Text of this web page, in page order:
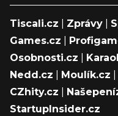
Tiscali.cz Zprávy
Games.cz
Osobnosti.cz
Nedd.cz
Moulík.cz
CZhity.cz
StartupInsider.cz